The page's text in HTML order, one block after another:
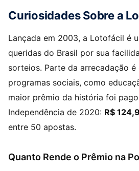
Curiosidades Sobre a
Lançada em 2003, a Lotofácil é
queridas do Brasil por sua
sorteios. Parte da arrecadação é
programas sociais, como
maior prêmio da história foi
Independência de 2020: R$
entre 50 apostas.
Quanto Rende o Prêmio na